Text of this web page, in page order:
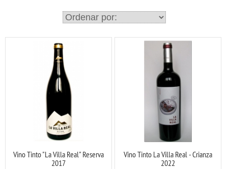
Vino Tinto "La Villa Real" Reserva
2017
Vino Tinto La Villa Real - Crianza
2022